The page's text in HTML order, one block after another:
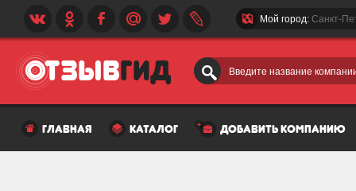
Введите название
Мой город: Санкт-
главная каталог добавить компанию